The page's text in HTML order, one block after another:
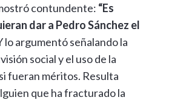
contundente: “Es
dar a Pedro Sánchez el
lo argumentó señalando la
social y el uso de la
fueran méritos. Resulta
que ha fracturado la